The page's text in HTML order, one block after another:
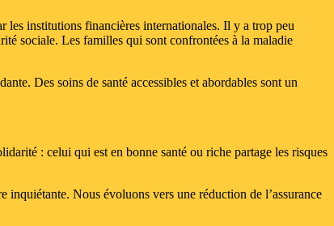
les institutions financières internationales. Il y a trop peu
sociale. Les familles qui sont confrontées à la maladie
Des soins de santé accessibles et abordables sont un
: celui qui est en bonne santé ou riche partage les risques
inquiétante. Nous évoluons vers une réduction de l’assurance